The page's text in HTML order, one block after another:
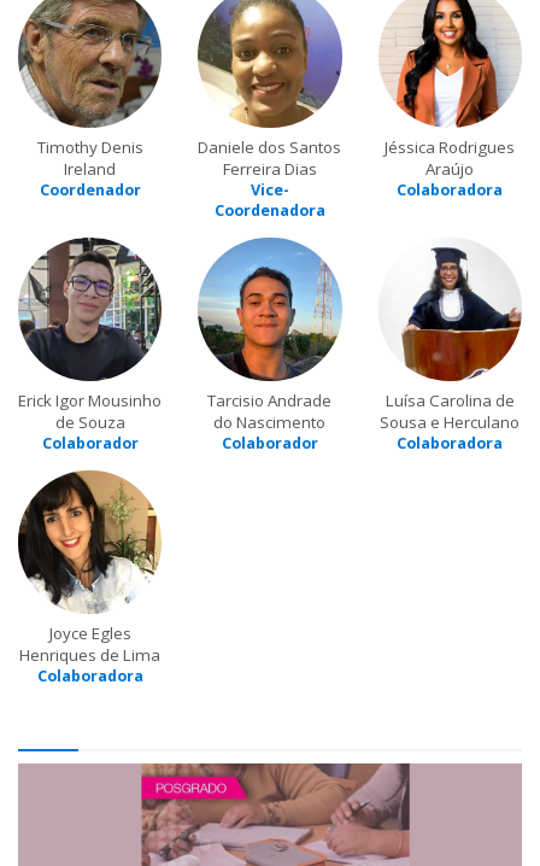
Timothy Denis
Ireland
Coordenador
Daniele dos Santos
Ferreira Dias
Vice-
Coordenadora
Jéssica Rodrigues
Araújo
Colaboradora
Erick Igor Mousinho
de Souza
Colaborador
Tarcisio Andrade
do Nascimento
Colaborador
Luísa Carolina de
Sousa e Herculano
Colaboradora
Joyce Egles
Henriques de Lima
Colaboradora